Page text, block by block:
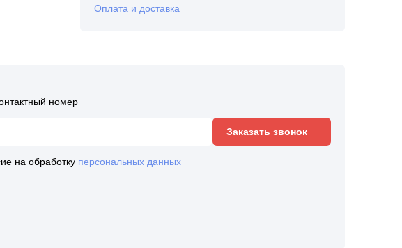
Оплата и доставка
номер
Заказать звонок
на обработку персональных данных